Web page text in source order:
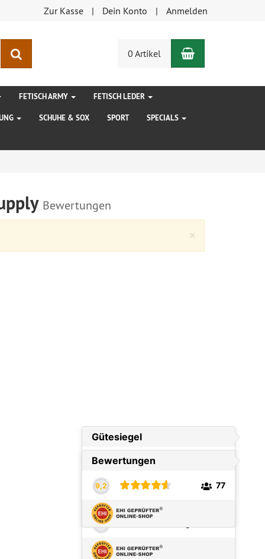
Zur Kasse Dein Konto Anmelden
0 Artikel Warenkorb
FETISCH ARMY FETISCH LEDER
SCHUHE & SOX SPORT SPECIALS
Bewertungen
×